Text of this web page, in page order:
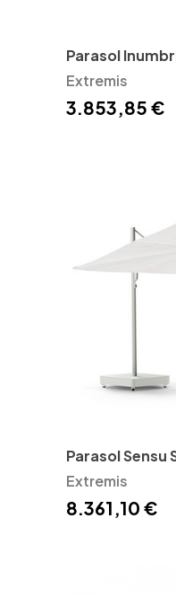
Parasol
Extremis
3.853,85 €
Parasol Sensu
Extremis
8.361,10 €